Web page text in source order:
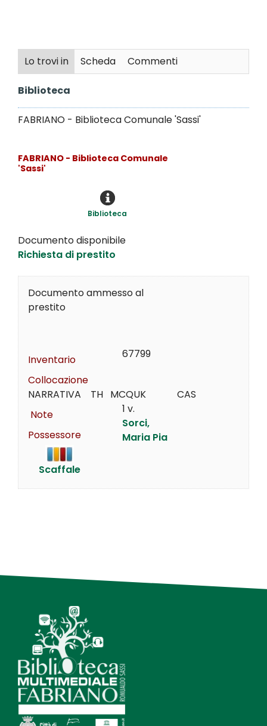
Lo trovi in Scheda Commenti
Biblioteca
FABRIANO - Biblioteca Comunale 'Sassi'
FABRIANO - Biblioteca Comunale
'Sassi'
Biblioteca
Documento disponibile
Richiesta di prestito
Documento ammesso al
prestito
Inventario
67799
Collocazione
NARRATIVA    TH   MCQUK             CAS
Note
1 v.
Possessore
Sorci,
Maria Pia
Scaffale